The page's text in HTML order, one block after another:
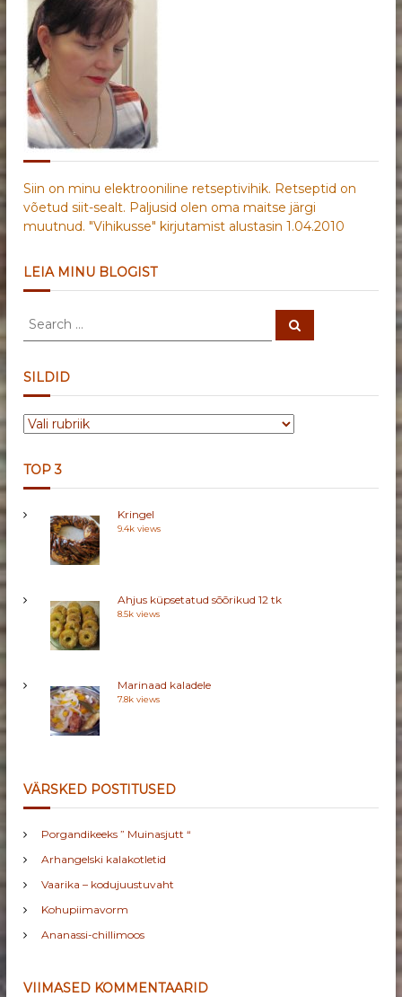
Siin on minu elektrooniline retseptivihik. Retseptid on
võetud siit-sealt. Paljusid olen oma maitse järgi
muutnud. "Vihikusse" kirjutamist alustasin 1.04.2010
LEIA MINU BLOGIST
S
r
c
h
f
r
:
S
e
SILDID
S
L
D
D
TOP 3
Kringel
9.4k views
Ahjus küpsetatud sõõrikud 12 tk
8.5k views
Marinaad kaladele
7.8k views
VÄRSKED POSTITUSED
Porgandikeeks ” Muinasjutt “
Arhangelski kalakotletid
Vaarika – kodujuustuvaht
Kohupiimavorm
Ananassi-chillimoos
VIIMASED KOMMENTAARID